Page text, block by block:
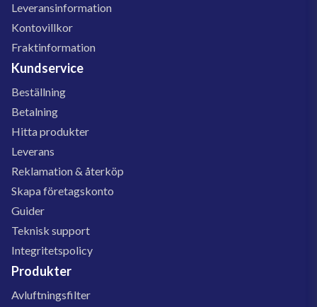
Leveransinformation
Kontovillkor
Fraktinformation
Kundservice
Beställning
Betalning
Hitta produkter
Leverans
Reklamation & återköp
Skapa företagskonto
Guider
Teknisk support
Integritetspolicy
Produkter
Avluftningsfilter